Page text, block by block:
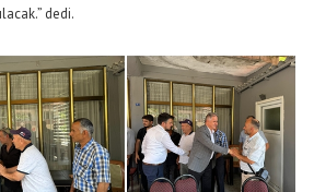
dedi.